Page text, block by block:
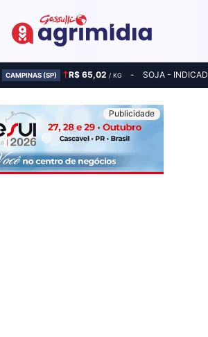
CAMPINAS (SP) R$ 65,02 / KG SOJA -